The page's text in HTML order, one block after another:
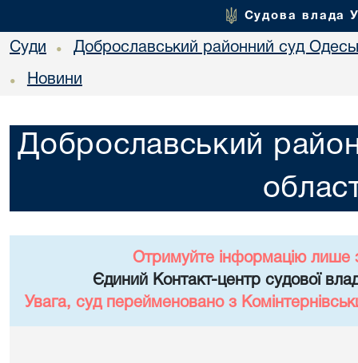
Судова влада
Суди • Доброславський районний суд
• Новини
Доброславський
Отримуйте інформацію лише
Єдиний Контакт-центр судової
Увага, суд перейменовано з